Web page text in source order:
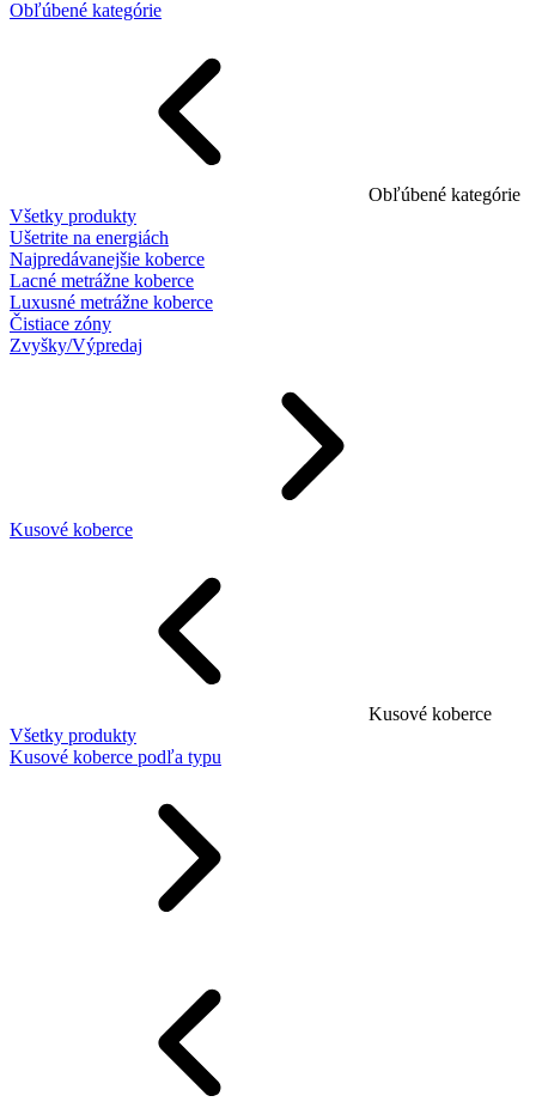
Obľúbené kategórie
Obľúbené kategórie
Všetky produkty
Ušetrite na energiách
Najpredávanejšie koberce
Lacné metrážne koberce
Luxusné metrážne koberce
Čistiace zóny
Zvyšky/Výpredaj
Kusové koberce
Kusové koberce
Všetky produkty
Kusové koberce podľa typu